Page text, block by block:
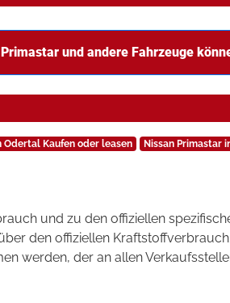
und andere Fahrzeuge
Odertal Kaufen oder leasen Nissan Primastar
und zu den offiziellen
den offiziellen
werden, der an allen